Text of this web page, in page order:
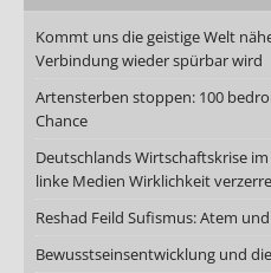
Kommt uns die geistige Welt
Verbindung wieder spürbar wird
Artensterben stoppen: 100
Chance
Deutschlands Wirtschaftskrise
linke Medien Wirklichkeit
Reshad Feild Sufismus: Atem
Bewusstseinsentwicklung und